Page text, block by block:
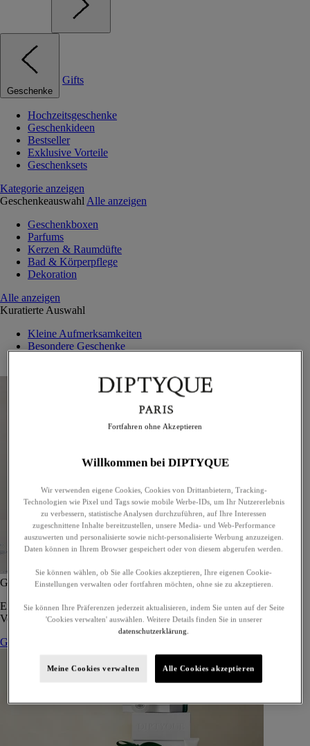
Geschenke
Gifts
Hochzeitsgeschenke
Geschenkideen
Bestseller
Exklusive Vorteile
Geschenksets
Kategorie anzeigen
Geschenkeauswahl Alle anzeigen
Geschenkboxen
Parfums
Kerzen & Raumdüfte
Bad & Körperpflege
Dekoration
Alle anzeigen
Kuratierte Auswahl
Kleine Aufmerksamkeiten
Besondere Geschenke
Geschenkset mit 5 Eaux de Toilettes - zur Eigenwahl
Ein maßgeschneidertes Geschenkset mit fünf Eaux de Toilette, zum
Verschenken oder für sich selbst.
Geschenkset zusammenstellen
Willkommen bei DIPTYQUE
Wir verwenden eigene Cookies, Cookies von Drittanbietern, Tracking-
Technologien wie Pixel und Tags sowie mobile Werbe-IDs, um Ihr Nutzererlebnis
zu verbessern, statistische Analysen durchzuführen, auf Ihre Interessen
zugeschnittene Inhalte bereitzustellen, unsere Media- und Web-Performance
auszuwerten und personalisierte sowie nicht-personalisierte Werbung anzuzeigen.
Daten können in Ihrem Browser gespeichert oder von diesem abgerufen werden.
Sie können wählen, ob Sie alle Cookies akzeptieren, Ihre eigenen Cookie-
Einstellungen verwalten oder fortfahren möchten, ohne sie zu akzeptieren.
Sie können Ihre Präferenzen jederzeit aktualisieren, indem Sie unten auf der Seite
'Cookies verwalten' auswählen. Weitere Details finden Sie in unserer
datenschutzerklärung.
Meine Cookies verwalten Alle Cookies akzeptieren
Fortfahren ohne Akzeptieren